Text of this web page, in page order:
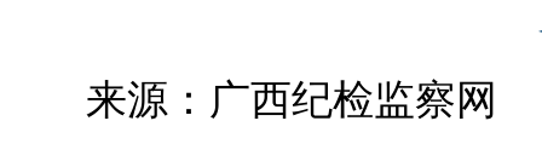
来源：广西纪检监察网